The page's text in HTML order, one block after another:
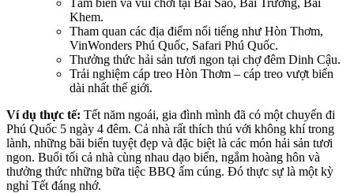
Khem.
Tham quan các địa điểm nổi tiếng như Hòn Thơm,
VinWonders Phú Quốc, Safari Phú Quốc.
Thưởng thức hải sản tươi ngon tại chợ đêm Dinh Cậu.
Trải nghiệm cáp treo Hòn Thơm – cáp treo vượt biển
dài nhất thế giới.
Ví dụ thực tế: Tết năm ngoái, gia đình mình đã có một chuyến đi
Phú Quốc 5 ngày 4 đêm. Cả nhà rất thích thú với không khí trong
lành, những bãi biển tuyệt đẹp và đặc biệt là các món hải sản tươi
ngon. Buổi tối cả nhà cùng nhau dạo biển, ngắm hoàng hôn và
thưởng thức những bữa tiệc BBQ ấm cúng. Đó thực sự là một kỳ
nghỉ Tết đáng nhớ.